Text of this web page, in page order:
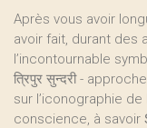
Après vous avoir
avoir fait, durant des
l’incontournable
त्रिपुर सुन्दरी -
sur l’iconographie
conscience, à savoir